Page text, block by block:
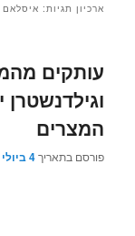
ארכיון תגיות: איסלאם
עותקים
וגילדנשטרן
המצרים
פורסם בתאריך4 ביולי 2013